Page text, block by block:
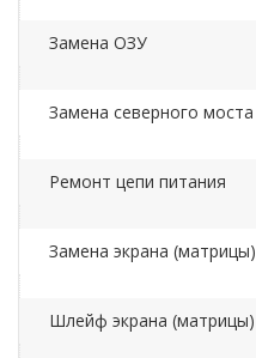
Замена ОЗУ
Замена северного моста
Ремонт цепи питания
Замена экрана (матрицы)
Шлейф экрана (матрицы)